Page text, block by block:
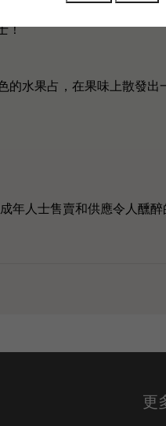
歌地區的列級酒莊，於
！
水果占，在果味上散發出
年人士售賣和供應令人醺醉
更